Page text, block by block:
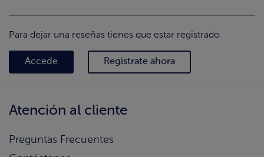
Para dejar una reseñas tienes que estar registrado
Accede Regìstrate ahora
Atención al cliente
Preguntas Frecuentes